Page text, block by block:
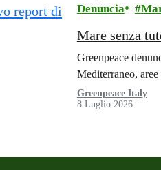
Denuncia
Mare senza
Greenpeace
Mediterraneo,
Greenpeace Italy
8 Luglio 2026